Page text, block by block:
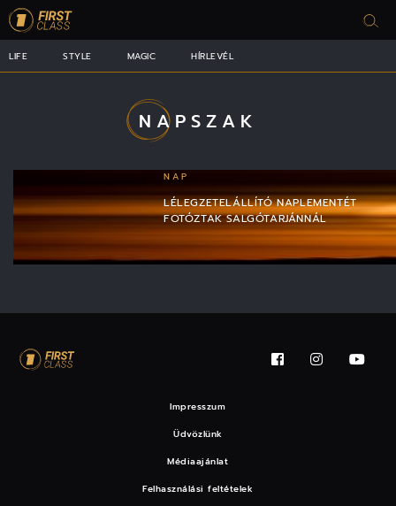
LIFE STYLE MAGIC HÍRLEVÉL
NAPSZAK
NAP
LÉLEGZETELÁLLÍTÓ NAPLEMENTÉT
FOTÓZTAK SALGÓTARJÁNNÁL
Impresszum
Üdvözlünk
Médiaajánlat
Felhasználási feltételek